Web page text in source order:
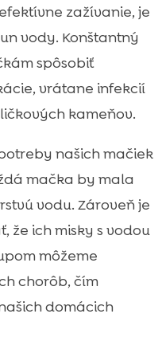
zažívanie, je
vody. Konštantný
spôsobiť
vrátane infekcií
kameňov.
našich mačiek
mačka by mala
vodu. Zároveň je
že ich misky s vodou
môžeme
chorôb, čím
domácich